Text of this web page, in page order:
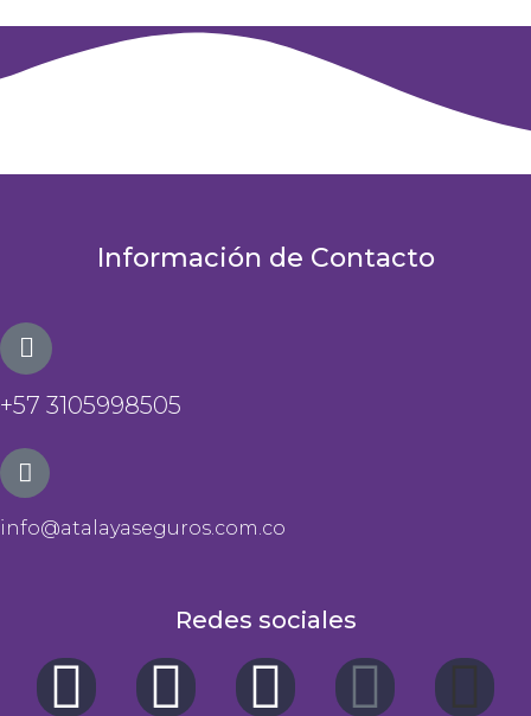
Información de Contacto
+57 3105998505
info@atalayaseguros.com.co
Redes sociales